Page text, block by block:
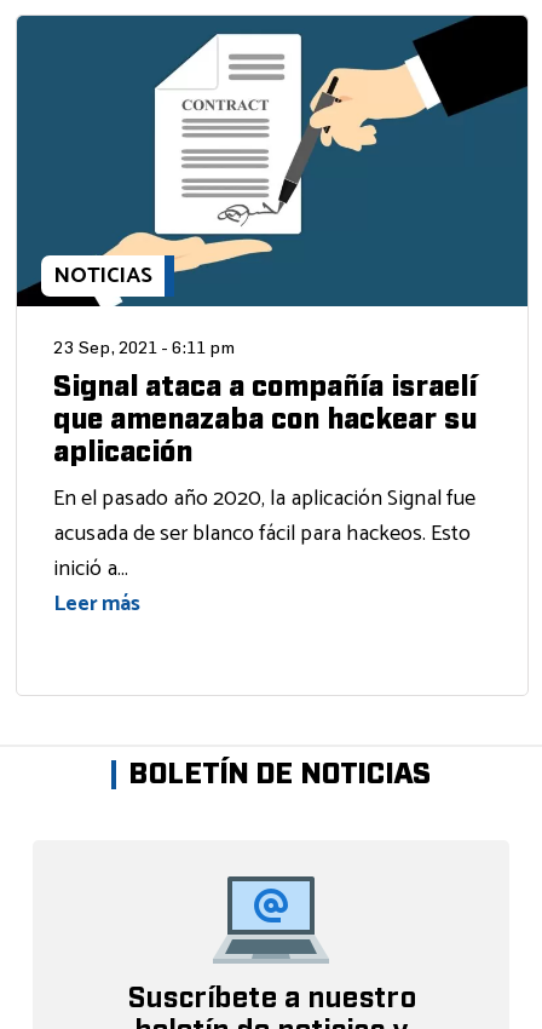
NOTICIAS
23 Sep, 2021 - 6:11 pm
Signal ataca a compañía israelí
que amenazaba con hackear su
aplicación
En el pasado año 2020, la aplicación Signal fue
acusada de ser blanco fácil para hackeos. Esto
inició a...
Leer más
BOLETÍN DE NOTICIAS
Suscríbete a nuestro